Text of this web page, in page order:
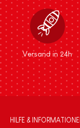
Versand in 24h
HILFE &